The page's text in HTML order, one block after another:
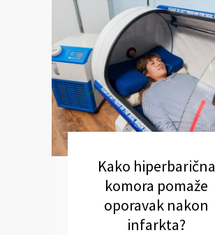
Kako hiperbarična
komora pomaže
oporavak nakon
infarkta?